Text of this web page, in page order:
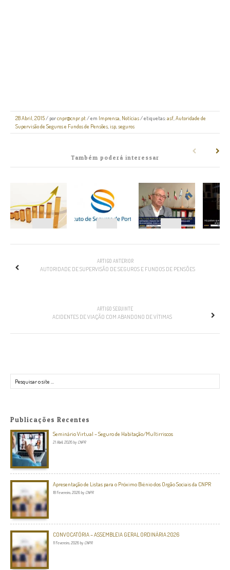
28 Abril, 2015/ porcnpr@cnpr.pt/ em Imprensa, Notícias/ etiquetas:asf,Autoridade de
Supervisão de Seguros e Fundos de Pensões,isp,seguros
Também poderá interessar
ARTIGO ANTERIOR
AUTORIDADE DE SUPERVISÃO DE SEGUROS E FUNDOS DE PENSÕES
ARTIGO SEGUINTE
ACIDENTES DE VIAÇÃO COM ABANDONO DE VÍTIMAS
Publicações Recentes
Seminário Virtual – Seguro de Habitação/Multirriscos
21 Abril, 2026 by CNPR
Apresentação de Listas para o Próximo Biénio dos Orgão Sociais da CNPR
18 Fevereiro, 2026 by CNPR
CONVOCATÓRIA – ASSEMBLEIA GERAL ORDINÁRIA 2026
11 Fevereiro, 2026 by CNPR